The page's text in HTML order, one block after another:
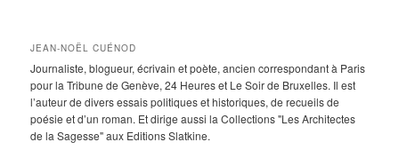
JEAN-NOËL CUÉNOD
Journaliste, blogueur, écrivain et poète, ancien correspondant à Paris
pour la Tribune de Genève, 24 Heures et Le Soir de Bruxelles. Il est
l’auteur de divers essais politiques et historiques, de recueils de
poésie et d’un roman. Et dirige aussi la Collections "Les Architectes
de la Sagesse" aux Editions Slatkine.